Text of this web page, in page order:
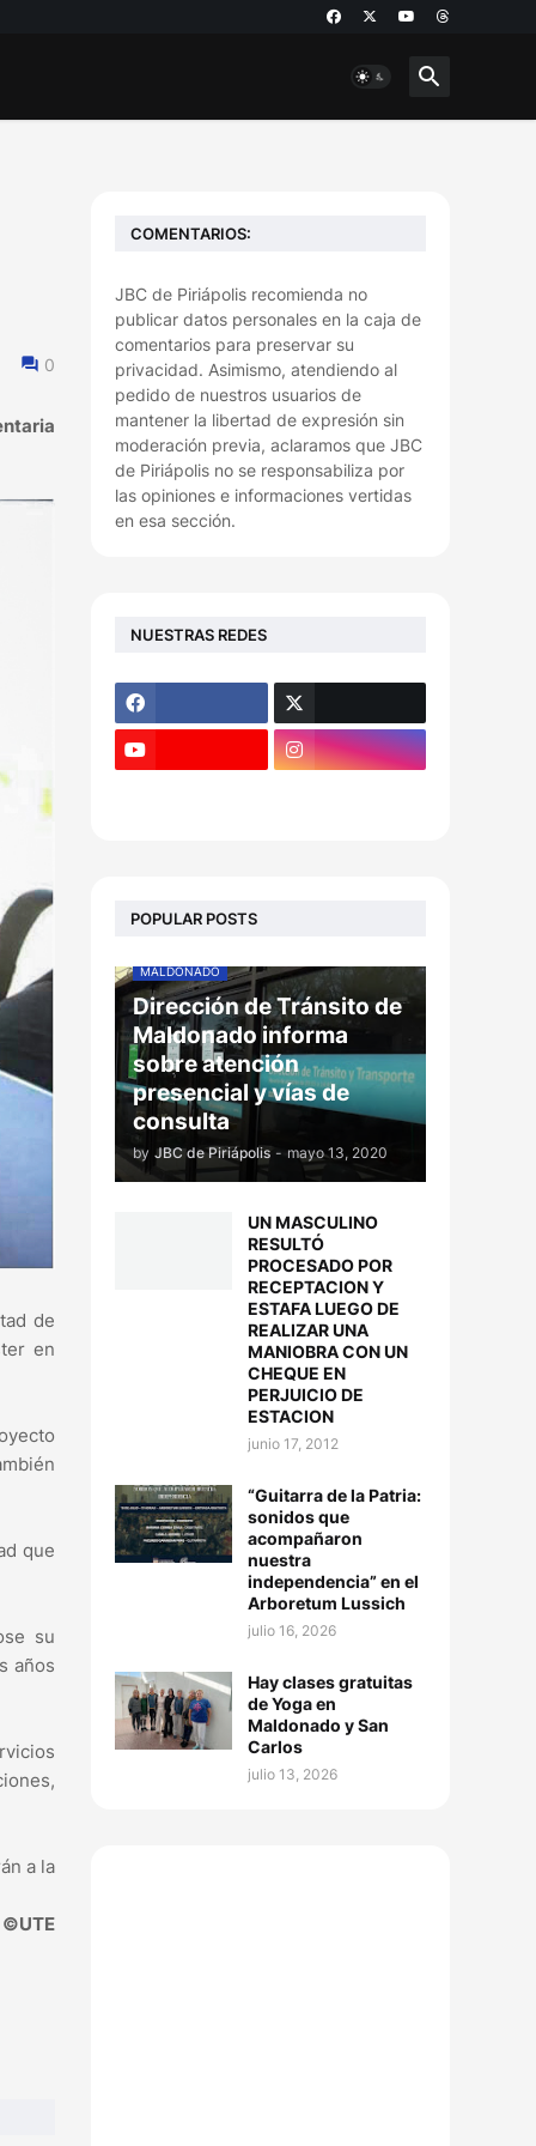
0
de
en
que
su
años
a la
©UTE
COMENTARIOS:
JBC de Piriápolis recomienda no
publicar datos personales en la caja de
comentarios para preservar su
privacidad. Asimismo, atendiendo al
pedido de nuestros usuarios de
mantener la libertad de expresión sin
moderación previa, aclaramos que JBC
de Piriápolis no se responsabiliza por
las opiniones e informaciones vertidas
en esa sección.
NUESTRAS REDES
POPULAR POSTS
MALDONADO
Dirección de Tránsito de
Maldonado informa
sobre atención
presencial y vías de
consulta
by JBC de Piriápolis - mayo 13, 2020
UN MASCULINO
RESULTÓ
PROCESADO POR
RECEPTACION Y
ESTAFA LUEGO DE
REALIZAR UNA
MANIOBRA CON UN
CHEQUE EN
PERJUICIO DE
ESTACION
junio 17, 2012
“Guitarra de la Patria:
sonidos que
acompañaron
nuestra
independencia” en el
Arboretum Lussich
julio 16, 2026
Hay clases gratuitas
de Yoga en
Maldonado y San
Carlos
julio 13, 2026